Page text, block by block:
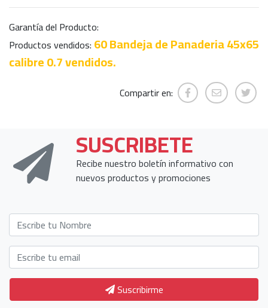
Garantía del Producto:
Productos vendidos: 60 Bandeja de Panaderia 45x65
calibre 0.7 vendidos.
Compartir en:
SUSCRIBETE
Recibe nuestro boletín informativo con
nuevos productos y promociones
Suscribirme